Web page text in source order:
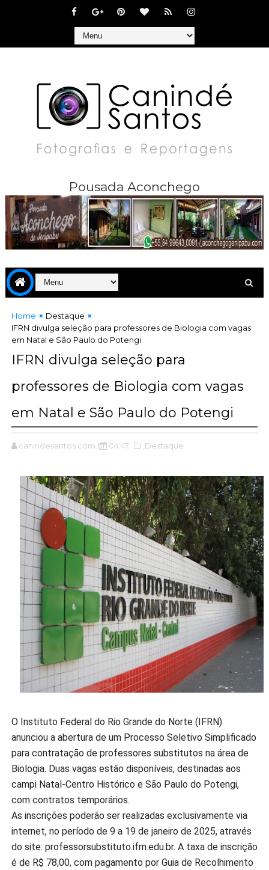
Pousada Aconchego
Home
Destaque
IFRN divulga seleção para professores de Biologia com vagas
em Natal e São Paulo do Potengi
IFRN divulga seleção para
professores de Biologia com vagas
em Natal e São Paulo do Potengi
canindesantos.com.br 04:47 ,Destaque
O Instituto Federal do Rio Grande do Norte (IFRN)
anunciou a abertura de um Processo Seletivo Simplificado
para contratação de professores substitutos na área de
Biologia. Duas vagas estão disponíveis, destinadas aos
campi Natal-Centro Histórico e São Paulo do Potengi,
com contratos temporários.
As inscrições poderão ser realizadas exclusivamente via
internet, no período de 9 a 19 de janeiro de 2025, através
do site: professorsubstituto.ifrn.edu.br. A taxa de inscrição
é de R$ 78,00, com pagamento por Guia de Recolhimento